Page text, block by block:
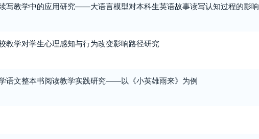
写教学中的应用研究——大语言模型对本科生英语故事读写认知过程的影响
教学对学生心理感知与行为改变影响路径研究
语文整本书阅读教学实践研究——以《小英雄雨来》为例